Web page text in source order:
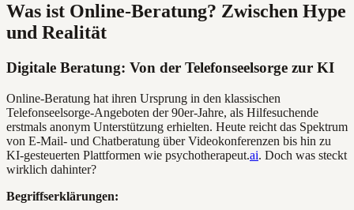
Was ist Online-Beratung? Zwischen Hype
und Realität
Digitale Beratung: Von der Telefonseelsorge zur KI
Online-Beratung hat ihren Ursprung in den klassischen
Telefonseelsorge-Angeboten der 90er-Jahre, als Hilfesuchende
erstmals anonym Unterstützung erhielten. Heute reicht das Spektrum
von E-Mail- und Chatberatung über Videokonferenzen bis hin zu
KI-gesteuerten Plattformen wie psychotherapeut.ai. Doch was steckt
wirklich dahinter?
Begriffserklärungen: